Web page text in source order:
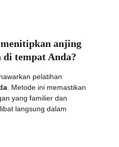
menitipkan anjing
tempat Anda?
pelatihan
. Metode ini memastikan
yang familier dan
langsung dalam